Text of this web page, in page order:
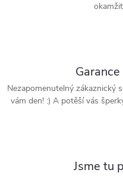
Nezapomenutelný zákaznický
vám den! :) A potěší vás
Jsme tu